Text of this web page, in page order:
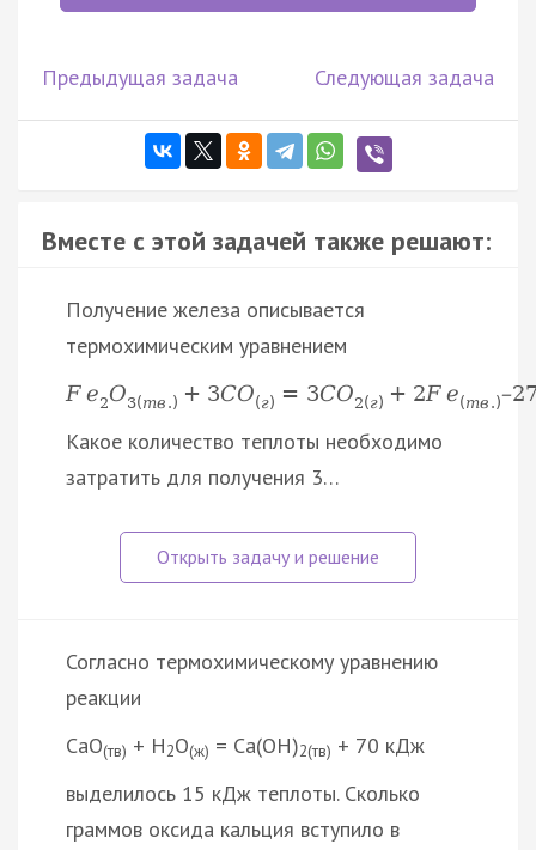
Предыдущая задача Следующая задача
Вместе с этой задачей также решают:
Получение железа описывается
термохимическим уравнением
Fe2O3(тв .) + 3CO(г) = 3CO2(г) + 2F e(тв .)–
Какое количество теплоты необходимо
затратить для получения 3…
Согласно термохимическому уравнению
реакции
СаО(тв) + Н2О(ж) = Са(ОН)2(тв) + 70 кДж
выделилось 15 кДж теплоты. Сколько
граммов оксида кальция вступило в